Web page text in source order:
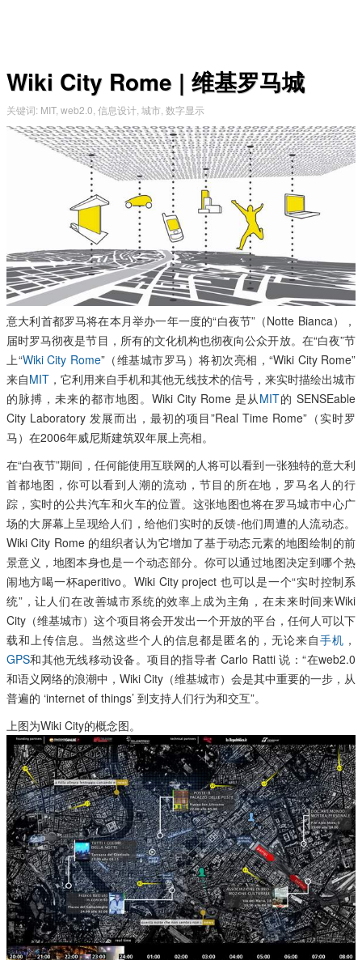
Wiki City Rome | 维基罗马城
关键词: MIT, web2.0 信息设计 城市 数字显示
意大利首都罗马将在本月举办一年一度的“白夜节”（Notte Bianca），
届时罗马彻夜是节目，所有的文化机构也彻夜向公众开放。在“白夜”节
上“Wiki City Rome”（维基城市罗马）将初次亮相，“Wiki City Rome”
来自MIT ，它利用来自手机和其他无线技术的信号，来实时描绘出城市
的脉搏，未来的都市地图。Wiki City Rome 是从 MIT的 SENSEable
City Laboratory 发展而出，最初的项目”Real Time Rome”（实时罗
马）在2006年威尼斯建筑双年展上亮相。
在“白夜节”期间，任何能使用互联网的人将可以看到一张独特的意大利
首都地图，你可以看到人潮的流动，节目的所在地，罗马名人的行
踪，实时的公共汽车和火车的位置。这张地图也将在罗马城市中心广
场的大屏幕上呈现给人们，给他们实时的反馈-他们周遭的人流动态。
Wiki City Rome 的组织者认为它增加了基于动态元素的地图绘制的前
景意义，地图本身也是一个动态部分。你可以通过地图决定到哪个热
闹地方喝一杯aperitivo。Wiki City project 也可以是一个“实时控制系
统”，让人们在改善城市系统的效率上成为主角，在未来时间来Wiki
City（维基城市）这个项目将会开发出一个开放的平台，任何人可以下
载和上传信息。当然这些个人的信息都是匿名的，无论来自手机 ，
GPS和其他无线移动设备。项目的指导者 Carlo Ratti 说：“在web2.0
和语义网络的浪潮中，Wiki City（维基城市）会是其中重要的一步，从
普遍的 ‘internet of things’ 到支持人们行为和交互”。
上图为Wiki City的概念图。